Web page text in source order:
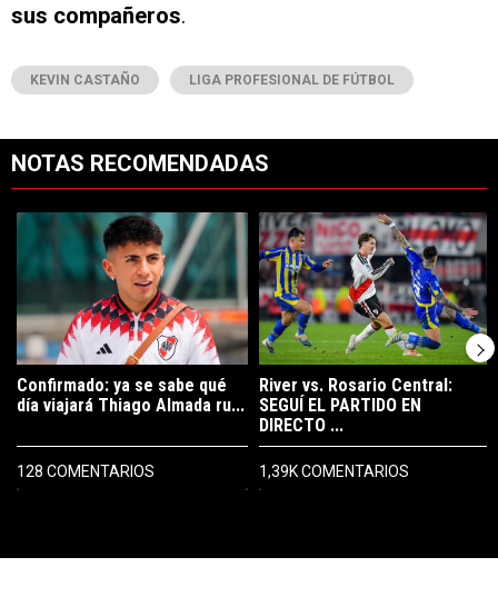
sus compañeros.
KEVIN CASTAÑO LIGA PROFESIONAL DE FÚTBOL
NOTAS RECOMENDADAS
Un artículo de tendencia con el título "Confirmado: ya se sabe qué
Confirmado: ya se sabe qué
día viajará Thiago Almada ru...
128 COMENTARIOS
Un artículo de tendencia con el
River vs. Rosario Central:
SEGUÍ EL PARTIDO EN
DIRECTO ...
1,39K COMENTARIOS